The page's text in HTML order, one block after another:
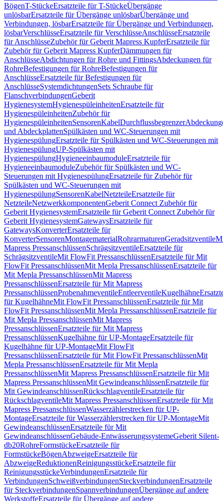
BögenT-StückeErsatzteile für T-StückeÜbergänge
unlösbarErsatzteile für Übergänge unlösbarÜbergänge und
Verbindungen, lösbarErsatzteile für Übergänge und Verbindungen,
lösbarVerschlüsseErsatzteile für VerschlüsseAnschlüsseErsatzteile
für AnschlüsseZubehör für Geberit Mapress KupferErsatzteile für
Zubehör für Geberit Mapress KupferDämmungen für
AnschlüsseAbdichtungen für Rohre und FittingsAbdeckungen für
RohreBefestigungen für RohreBefestigungen für
AnschlüsseErsatzteile für Befestigungen für
AnschlüsseSystemdichtungenSets Schraube für
FlanschverbindungenGeberit
HygienesystemHygienespüleinheitenErsatzteile für
HygienespüleinheitenZubehör für
HygienespüleinheitenSensorenKabelDurchflussbegrenzer
und AbdeckplattenSpülkästen und WC-Steuerungen mit
HygienespülungErsatzteile für Spülkästen und WC-Steuerungen mit
HygienespülungUP-Spülkästen mit
HygienespülungHygieneeinbaumoduleErsatzteile für
HygieneeinbaumoduleZubehör für Spülkästen und WC-
Steuerungen mit HygienespülungErsatzteile für Zubehör für
Spülkästen und WC-Steuerungen mit
HygienespülungSensorenKabelNetzteileErsatzteile für
NetzteileNetzwerkkomponentenGeberit Connect Zubehör für
Geberit HygienesystemErsatzteile für Geberit Connect Zubehör für
Geberit HygienesystemGatewaysErsatzteile für
GatewaysKonverterErsatzteile für
KonverterSensorenMontagematerialRohrarmaturenGeradsitzventile
Mapress PressanschlüssenSchrägsitzventileErsatzteile für
SchrägsitzventileMit FlowFit PressanschlüssenErsatzteile für Mit
FlowFit PressanschlüssenMit Mepla PressanschlüssenErsatzteile für
Mit Mepla PressanschlüssenMit Mapress
PressanschlüssenErsatzteile für Mit Mapress
PressanschlüssenProbenahmeventileEntleerventileKugelhähne
für KugelhähneMit FlowFit PressanschlüssenErsatzteile für Mit
FlowFit PressanschlüssenMit Mepla PressanschlüssenErsatzteile für
Mit Mepla PressanschlüssenMit Mapress
PressanschlüssenErsatzteile für Mit Mapress
PressanschlüssenKugelhähne für UP-MontageErsatzteile für
Kugelhähne für UP-MontageMit FlowFit
PressanschlüssenErsatzteile für Mit FlowFit PressanschlüssenMit
Mepla PressanschlüssenErsatzteile für Mit Mepla
PressanschlüssenMit Mapress PressanschlüssenErsatzteile für Mit
Mapress PressanschlüssenMit GewindeanschlüssenErsatzteile für
Mit GewindeanschlüssenRückschlagventileErsatzteile für
RückschlagventileMit Mapress PressanschlüssenErsatzteile für Mit
Mapress PressanschlüssenWasserzählerstrecken für UP-
MontageErsatzteile für Wasserzählerstrecken für UP-MontageMit
GewindeanschlüssenErsatzteile für Mit
GewindeanschlüssenGebäude-EntwässerungssystemeGeberit Silent-
db20RohreFormstückeErsatzteile für
FormstückeBögenAbzweigeErsatzteile für
AbzweigeReduktionenReinigungsstückeErsatzteile für
ReinigungsstückeVerbindungenErsatzteile für
VerbindungenSchweißverbindungenSteckverbindungenErsatzteile
für SteckverbindungenSpannverbindungenÜbergänge auf andere
WerkstoffeErsatzteile für Übergänge auf andere